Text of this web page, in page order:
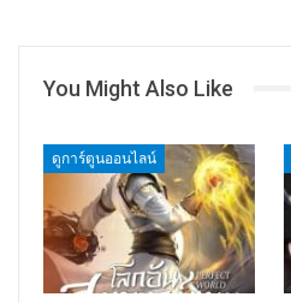
You Might Also Like
ดูการ์ตูนออนไลน์